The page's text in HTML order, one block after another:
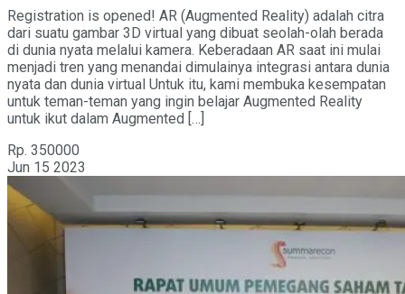
Registration is opened! AR (Augmented Reality) adalah citra
dari suatu gambar 3D virtual yang dibuat seolah-olah berada
di dunia nyata melalui kamera. Keberadaan AR saat ini mulai
menjadi tren yang menandai dimulainya integrasi antara dunia
nyata dan dunia virtual Untuk itu, kami membuka kesempatan
untuk teman-teman yang ingin belajar Augmented Reality
untuk ikut dalam Augmented […]
Rp. 350000
Jun 15 2023